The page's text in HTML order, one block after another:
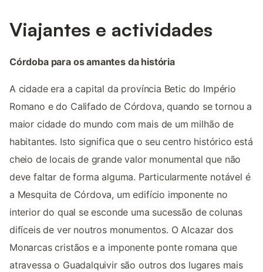
Viajantes e actividades
Córdoba para os amantes da história
A cidade era a capital da província Betic do Império
Romano e do Califado de Córdova, quando se tornou a
maior cidade do mundo com mais de um milhão de
habitantes. Isto significa que o seu centro histórico está
cheio de locais de grande valor monumental que não
deve faltar de forma alguma. Particularmente notável é
a Mesquita de Córdova, um edifício imponente no
interior do qual se esconde uma sucessão de colunas
difíceis de ver noutros monumentos. O Alcazar dos
Monarcas cristãos e a imponente ponte romana que
atravessa o Guadalquivir são outros dos lugares mais